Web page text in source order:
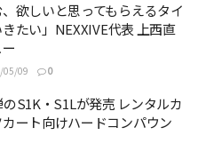
、欲しいと思ってもらえるタイ
たい」NEXXIVE代表 上西直
05/09 0
S1K・S1Lが発売 レンタルカ
ート向けハードコンパウン